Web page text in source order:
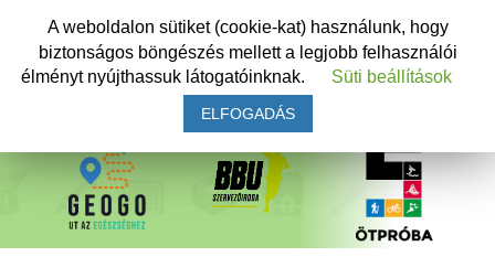
A weboldalon sütiket (cookie-kat) használunk, hogy
biztonságos böngészés mellett a legjobb felhasználói
élményt nyújthassuk látogatóinknak.
Süti beállítások
ELFOGADÁS